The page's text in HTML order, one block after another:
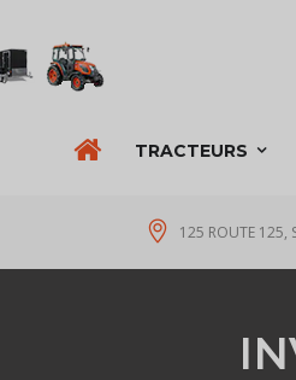
TRACTEURS
125 ROUTE 125,